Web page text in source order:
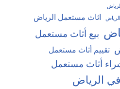
اثاث مستعمل الرياض
بيع أثاث مستعمل
تقييم أثاث مستعمل
أثاث مستعمل
الرياض